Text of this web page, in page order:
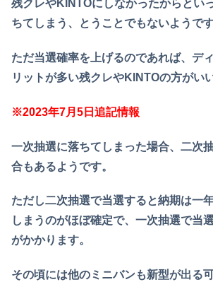
残クレやKINTOにしなかったからとい
ちてしまう、とうことでもないようです
ただ当選確率を上げるのであれば、デ
リットが多い残クレやKINTOの方がい
※2023年7月5日追記情報
一次抽選に落ちてしまった場合、二次
合もあるようです。
ただし二次抽選で当選すると納期は一
しまうのがほぼ確定で、一次抽選で当
がかかります。
その頃には他のミニバンも新型が出る